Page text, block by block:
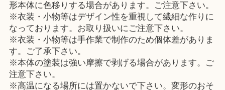
形本体に色移りする場合があります。ご注意下さい。
※衣装・小物等はデザイン性を重視して繊細な作りに
なっております。お取り扱いにご注意下さい。
※衣装・小物等は手作業で制作のため個体差がありま
す。ご了承下さい。
※本体の塗装は強い摩擦で剥げる場合があります。ご
注意下さい。
※高温になる場所には置かないで下さい。変形のおそ